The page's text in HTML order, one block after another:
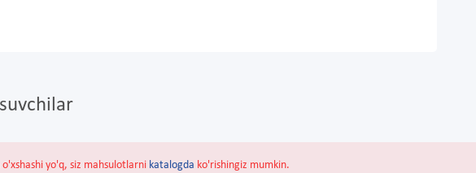
yo'q, siz mahsulotlarni katalogda ko'rishingiz mumkin.